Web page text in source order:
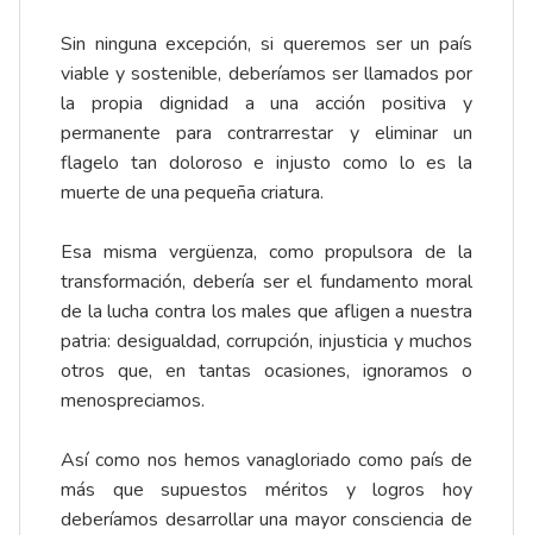
Sin ninguna excepción, si queremos ser un país
viable y sostenible, deberíamos ser llamados por
la propia dignidad a una acción positiva y
permanente para contrarrestar y eliminar un
flagelo tan doloroso e injusto como lo es la
muerte de una pequeña criatura.
Esa misma vergüenza, como propulsora de la
transformación, debería ser el fundamento moral
de la lucha contra los males que afligen a nuestra
patria: desigualdad, corrupción, injusticia y muchos
otros que, en tantas ocasiones, ignoramos o
menospreciamos.
Así como nos hemos vanagloriado como país de
más que supuestos méritos y logros hoy
deberíamos desarrollar una mayor consciencia de